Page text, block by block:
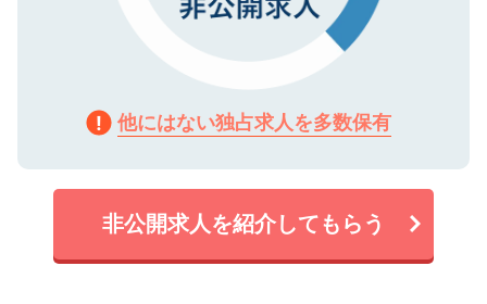
他にはない独占求人を多数保有
非公開求人を紹介してもらう